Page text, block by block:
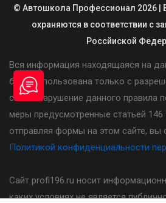
© Автошкола Профессионал 2026 |
охраняются в соответствии с
Россйиской
Вся информация находящаяся на
быть использована только с
сайта. Нарушение данного правила
меры предусмотренные статьей
отправляя формы на этом сайте, вы
Политикой конфиденциальности
Сайт profi196.ru носит
каких условиях не является